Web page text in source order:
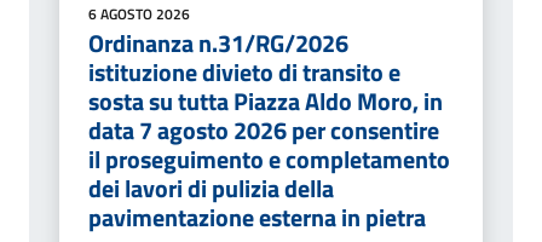
6 AGOSTO 2026
Ordinanza n.31/RG/2026
istituzione divieto di transito e
sosta su tutta Piazza Aldo Moro, in
data 7 agosto 2026 per consentire
il proseguimento e completamento
dei lavori di pulizia della
pavimentazione esterna in pietra